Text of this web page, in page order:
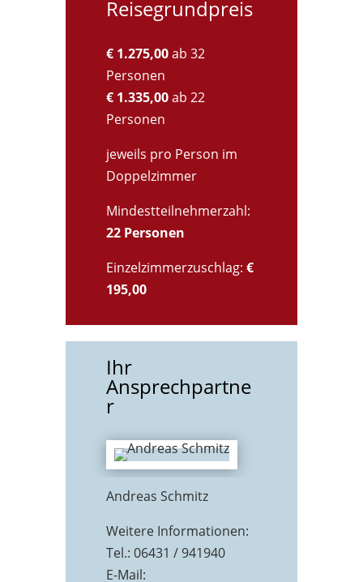
Reisegrundpreis
€ 1.275,00ab 32
Personen
€ 1.335,00ab 22
Personen
jeweils pro Person im
Doppelzimmer
Mindestteilnehmerzahl:
22 Personen
Einzelzimmerzuschlag: €
195,00
Ihr
Ansprechpartne
r
Andreas Schmitz
Weitere Informationen:
Tel.: 06431 / 941940
E-Mail: